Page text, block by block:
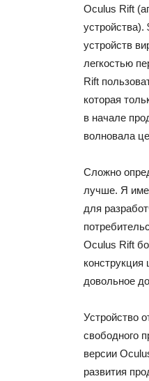
Oculus Rift
устройств
легкостью
Rift
которая
в начале
волновала
Сложно
лучше. Я
для
Oculus Rift
довольное
Устройство
свободного
версии
развития